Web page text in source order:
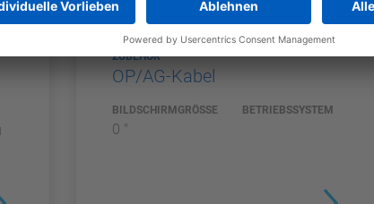
ZUBEHÖR
OP/AG-Kabel
BILDSCHIRMGRÖSSE
0 "
BETRIEBSSYSTEM